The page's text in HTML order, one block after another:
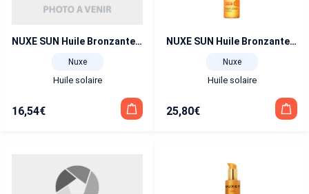
NUXE SUN Huile Bronzante SPF 30 Visage et Corps 150 ml
Nuxe
Huile solaire
16,54€
NUXE SUN Huile Bronzante SPF 50 Visage et Corps 150 ml
Nuxe
Huile solaire
25,80€